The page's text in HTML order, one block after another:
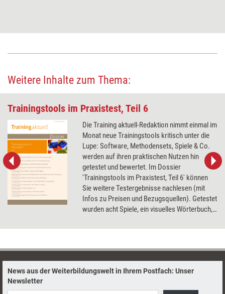
Weitere Inhalte zum Thema:
Trainingstools im Praxistest, Teil 6
Die Training aktuell-Redaktion nimmt einmal im
Monat neue Trainingstools kritisch unter die
Lupe: Software, Methodensets, Spiele & Co.
werden auf ihren praktischen Nutzen hin
getestet und bewertet. Im Dossier
'Trainingstools im Praxistest, Teil 6' können
Sie weitere Testergebnisse nachlesen (mit
Infos zu Preisen und Bezugsquellen). Getestet
wurden acht Spiele, ein visuelles Wörterbuch,
der man sich die Finger nicht(!) schmutzig
News aus der Weiterbildungswelt in Ihrem Postfach: Unser
Newsletter